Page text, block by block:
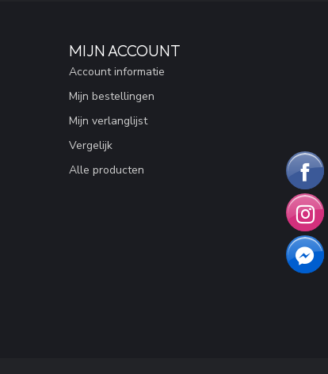
MIJN ACCOUNT
Account informatie
Mijn bestellingen
Mijn verlanglijst
Vergelijk
Alle producten